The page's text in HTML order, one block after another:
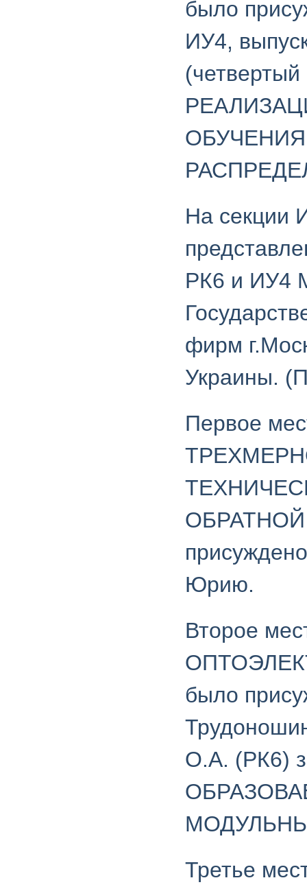
было
ИУ4,
На секции
РК6 и ИУ4
фирм
Украины.
Первое
Юрию.
Второе
было
О.А. (РК6)
Третье